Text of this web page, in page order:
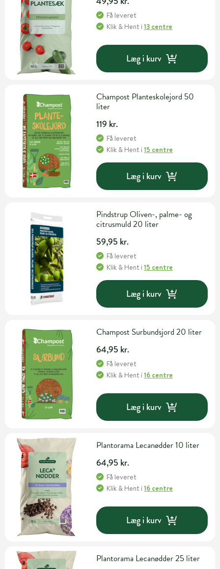
Få leveret
Klik & Hent i13 centre
Læg i kurv
Champost Planteskolejord 50
liter
119 kr.
Få leveret
Klik & Hent i15 centre
Læg i kurv
Pindstrup Oliven-, palme- og
citrusmuld 20 liter
59,95 kr.
Få leveret
Klik & Hent i15 centre
Læg i kurv
Champost Surbundsjord 20 liter
64,95 kr.
Få leveret
Klik & Hent i16 centre
Læg i kurv
Plantorama Lecanødder 10 liter
64,95 kr.
Få leveret
Klik & Hent i16 centre
Læg i kurv
Plantorama Lecanødder 25 liter